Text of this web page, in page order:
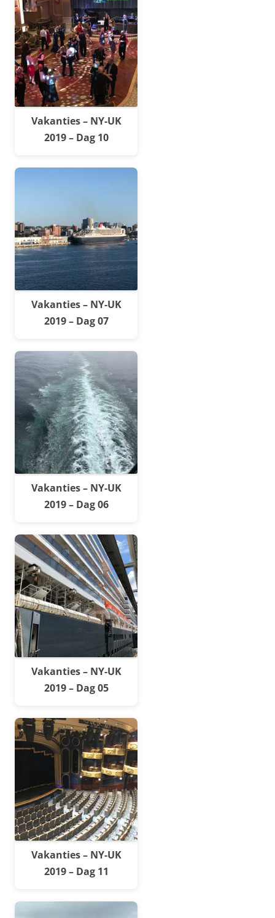
Vakanties – NY-UK
2019 – Dag 10
Vakanties – NY-UK
2019 – Dag 07
Vakanties – NY-UK
2019 – Dag 06
Vakanties – NY-UK
2019 – Dag 05
Vakanties – NY-UK
2019 – Dag 11